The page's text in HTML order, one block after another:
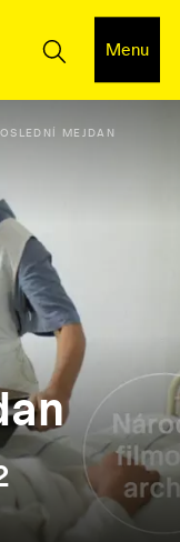
Menu
MEJDAN